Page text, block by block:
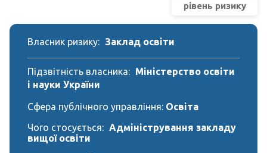
рівень ризику
Власник ризику: Заклад освіти
Підзвітність власника: Міністерство освіти
і науки України
Сфера публічного управління: Освіта
Чого стосується: Адміністрування закладу
вищої освіти